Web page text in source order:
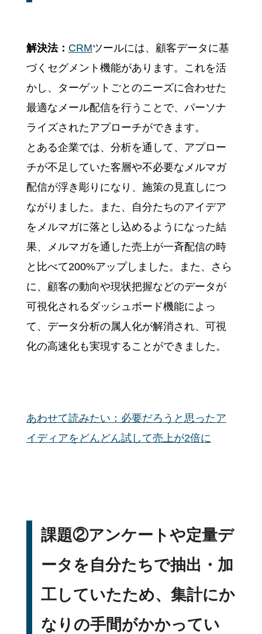
解決法： CRMツールには、顧客データに基
づくセグメント機能があります。これを活
かし、ターゲットごとのニーズに合わせた
最適なメール配信を行うことで、パーソナ
ライズされたアプローチができます。
とある企業では、分析を通して、アプロー
チが不足していた客層や不必要なメルマガ
配信が浮き彫りになり、施策の見直しにつ
ながりました。また、自分たちのアイデア
をメルマガに落とし込めるようになった結
果、メルマガを通した売上が一斉配信の時
と比べて200%アップしました。また、さら
に、顧客の動向や現状把握などのデータが
可視化されるダッシュボード機能によっ
て、データ分析の属人化が解消され、可視
化の高速化も実現することができました。
あわせて読みたい：必要だろうと思ったア
イディアをどんどん試して売上が2倍に
課題②アンケートや定量デ
ータを自分たちで抽出・加
工していたため、集計にか
なりの手間がかかってい